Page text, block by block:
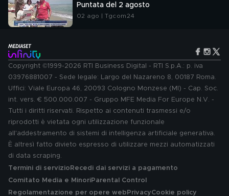
Puntata del 2 agosto
02 ago | Tgcom24
Copyright ©1999-2026 RTI Business Digital - RTI S.p.A.: p. iva
03976881007 - Sede legale: Largo del Nazareno 8, 00187 Roma.
Uffici: Viale Europa 46, 20093 Cologno Monzese (MI) - Cap. Soc.
int. vers. € 500.000.007 - Gruppo MFE Media For Europe N.V. -
Tutti i diritti riservati. Rispetto ai contenuti trasmessi e/o
riprodotti è vietata ogni utilizzazione funzionale
all'addestramento di sistemi di intelligenza artificiale generativa.
È altresì fatto divieto espresso di utilizzare mezzi automatizzati
di data scraping.
Termini di servizio Recedi dai servizi a pagamento
Comitato Media e MinoriParental Control
Regolamentazione per opere web PrivacyCookie policy